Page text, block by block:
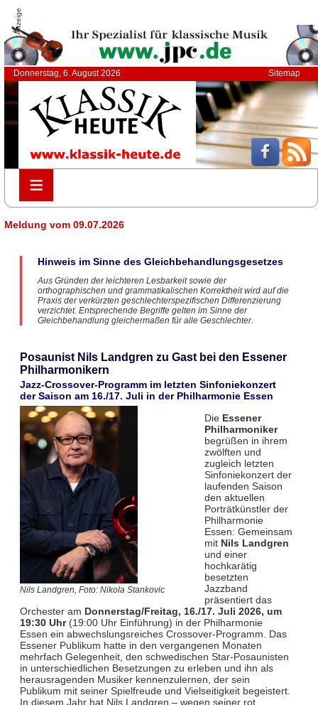
Anzeige
Donnerstag, 6. August 2026 Sitemap
≡
≡
Meldung vom 09.07.2026
Hinweis im Sinne des Gleichbehandlungsgesetzes
Aus Gründen der leichteren Lesbarkeit sowie der
orthographischen und grammatikalischen Korrektheit wird auf die
Praxis der verkürzten geschlechterspezifischen Differenzierung
verzichtet. Entsprechende Begriffe gelten im Sinne der
Gleichbehandlung gleichermaßen für alle Geschlechter.
Posaunist Nils Landgren zu Gast bei den Essener
Philharmonikern
Jazz-Crossover-Programm im letzten Sinfoniekonzert
der Saison am 16./17. Juli in der Philharmonie Essen
Nils Landgren, Foto: Nikola Stankovic
Die Essener
Philharmoniker
begrüßen in ihrem
zwölften und
zugleich letzten
Sinfoniekonzert der
laufenden Saison
den aktuellen
Porträtkünstler der
Philharmonie
Essen: Gemeinsam
mit Nils Landgren
und einer
hochkarätig
besetzten
Jazzband
präsentiert das
Orchester am Donnerstag/Freitag, 16./17. Juli 2026, um
19:30 Uhr (19:00 Uhr Einführung) in der Philharmonie
Essen ein abwechslungsreiches Crossover-Programm. Das
Essener Publikum hatte in den vergangenen Monaten
mehrfach Gelegenheit, den schwedischen Star-Posaunisten
in unterschiedlichen Besetzungen zu erleben und ihn als
herausragenden Musiker kennenzulernen, der sein
Publikum mit seiner Spielfreude und Vielseitigkeit begeistert.
In diesem Jahr hat Nils Landgren – wegen seiner rot